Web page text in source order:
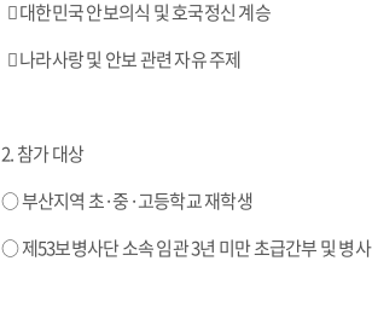
​  대한민국 안보의식 및 호국정신 계승
​  나라사랑 및 안보 관련 자유 주제
2. 참가 대상
○ 부산지역 초·중·고등학교 재학생
○ 제53보병사단 소속 임관 3년 미만 초급간부 및 병사